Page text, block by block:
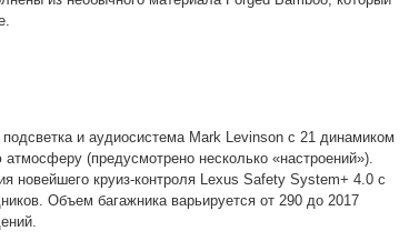
и аудиосистема Mark Levinson с 21 динамиком
(предусмотрено несколько «настроений»).
новейшего круиз-контроля Lexus Safety System+ 4.0 с
Объем багажника варьируется от 290 до 2017